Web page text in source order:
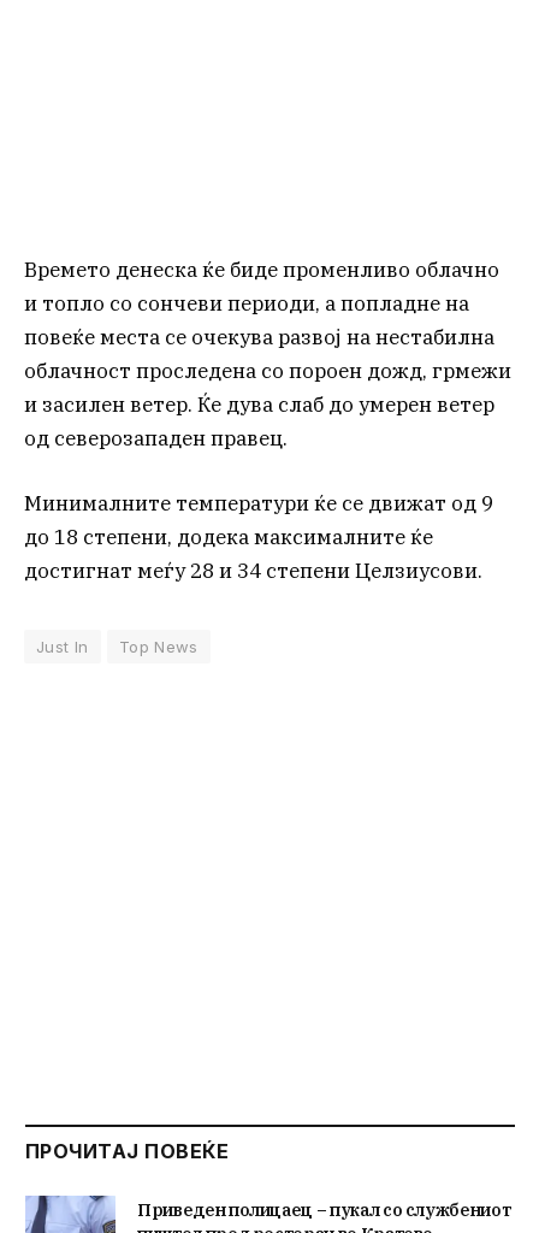
Времето денеска ќе биде променливо облачно
и топло со сончеви периоди, а попладне на
повеќе места се очекува развој на нестабилна
облачност проследена со пороен дожд, грмежи
и засилен ветер. Ќе дува слаб до умерен ветер
од северозападен правец.
Минималните температури ќе се движат од 9
до 18 степени, додека максималните ќе
достигнат меѓу 28 и 34 степени Целзиусови.
Just In Top News
ПРОЧИТАЈ ПОВЕЌЕ
Приведен полицаец – пукал со службениот